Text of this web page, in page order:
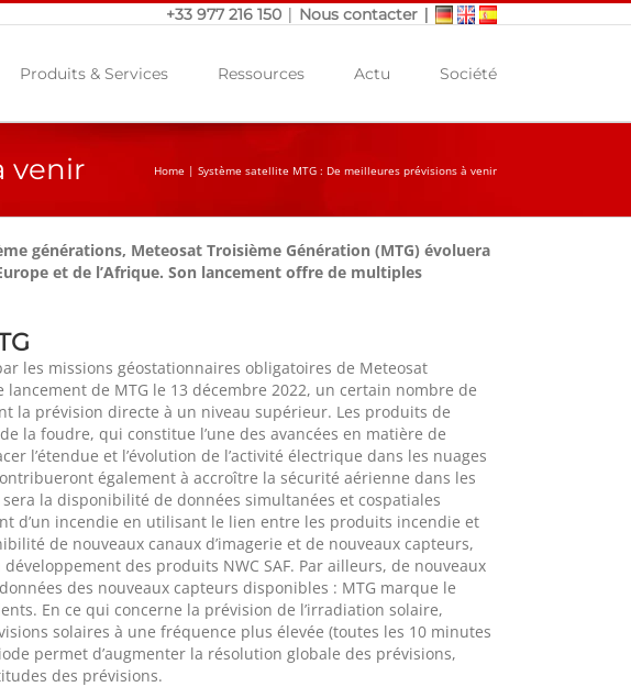
+33 977 216 150 | Nous contacter |
Produits & Services Ressources Actu Société
venir Home | Système satellite MTG : De meilleures prévisions à venir
générations, Meteosat Troisième Génération (MTG) évoluera
et de l’Afrique. Son lancement offre de multiples
les missions géostationnaires obligatoires de Meteosat
de MTG le 13 décembre 2022, un certain nombre de
la prévision directe à un niveau supérieur. Les produits de
la foudre, qui constitue l’une des avancées en matière de
l’étendue et l’évolution de l’activité électrique dans les nuages
également à accroître la sécurité aérienne dans les
la disponibilité de données simultanées et cospatiales
d’un incendie en utilisant le lien entre les produits incendie et
de nouveaux canaux d’imagerie et de nouveaux capteurs,
des produits NWC SAF. Par ailleurs, de nouveaux
des nouveaux capteurs disponibles : MTG marque le
En ce qui concerne la prévision de l’irradiation solaire,
solaires à une fréquence plus élevée (toutes les 10 minutes
permet d’augmenter la résolution globale des prévisions,
des prévisions.